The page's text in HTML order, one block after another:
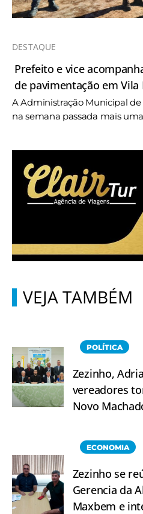
DESTAQUE
Prefeito e vice
de pavimentação em Vila
A Administração Municipal
na semana passada mais
VEJA TAMBÉM
POLÍTICA
Zezinho,
vereadores
Novo
ECONOMIA
Zezinho se
Gerencia da
Maxbem e